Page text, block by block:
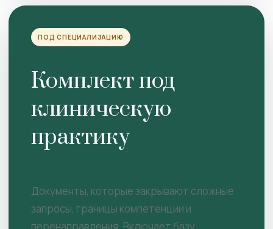
ПОД СПЕЦИАЛИЗАЦИЮ
Комплект под
клиническую
практику
Документы, которые закрывают сложные
запросы, границы компетенции и